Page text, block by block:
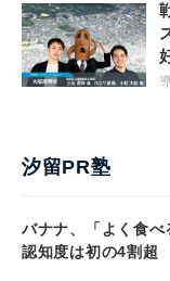
汐留PR塾
バナナ、「よく食
認知度は初の4割超